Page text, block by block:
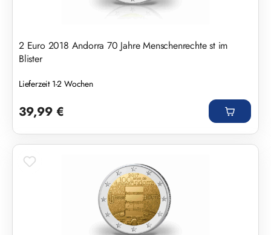
2 Euro 2018 Andorra 70 Jahre Menschenrechte st im
Blister
Lieferzeit 1-2 Wochen
39,99 €